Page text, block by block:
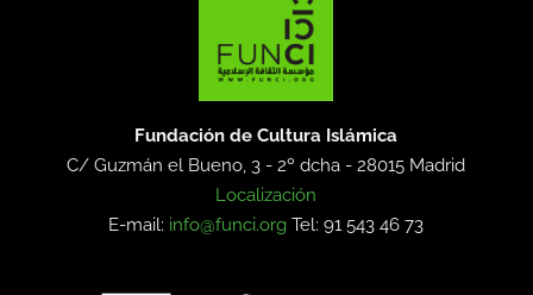
Fundación de Cultura Islámica
C/ Guzmán el Bueno, 3 - 2º dcha -28015 Madrid
Localización
E-mail: info@funci.org Tel: 91 543 46 73